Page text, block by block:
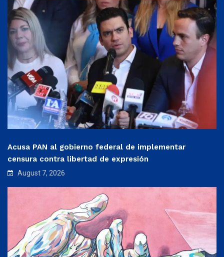
Acusa PAN al gobierno federal de implementar
censura contra libertad de expresión
August 7, 2026